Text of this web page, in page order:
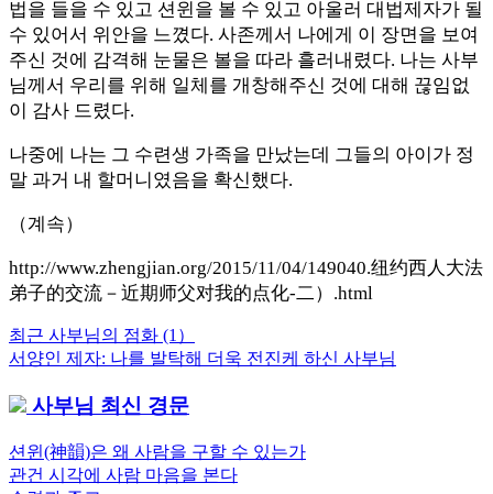
법을 들을 수 있고 션윈을 볼 수 있고 아울러 대법제자가 될
수 있어서 위안을 느꼈다. 사존께서 나에게 이 장면을 보여
주신 것에 감격해 눈물은 볼을 따라 흘러내렸다. 나는 사부
님께서 우리를 위해 일체를 개창해주신 것에 대해 끊임없
이 감사 드렸다.
나중에 나는 그 수련생 가족을 만났는데 그들의 아이가 정
말 과거 내 할머니였음을 확신했다.
（계속）
http://www.zhengjian.org/2015/11/04/149040.纽约西人大法
弟子的交流－近期师父对我的点化-二）.html
글
내
비
게
이
Previous
Post:
최근 사부님의 점화 (1）
Next
서양인 제자: 나를 발탁해 더욱 전진케 하신 사부님
사부님 최신 경문
션윈(神韻)은 왜 사람을 구할 수 있는가
관건 시각에 사람 마음을 본다